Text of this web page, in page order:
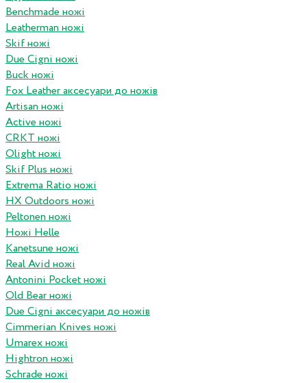
Benchmade ножі
Leatherman ножі
Skif ножі
Due Cigni ножі
Buck ножі
Fox Leather аксесуари до ножів
Artisan ножі
Active ножі
CRKT ножі
Olight ножі
Skif Plus ножі
Extrema Ratio ножі
HX Outdoors ножі
Peltonen ножі
Ножі Helle
Kanetsune ножі
Real Avid ножі
Antonini Pocket ножі
Old Bear ножі
Due Cigni аксесуари до ножів
Cimmerian Knives ножі
Umarex ножі
Hightron ножі
Schrade ножі